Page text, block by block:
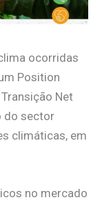
ocorridas
Position
Net
do sector
climáticas, em
no mercado